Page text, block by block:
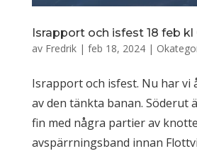
Israpport och isfest 18 feb kl
av Fredrik| feb 18, 2024|
Israpport och isfest. Nu har vi
av den tänkta banan. Söderut
fin med några partier av
avspärrningsband innan